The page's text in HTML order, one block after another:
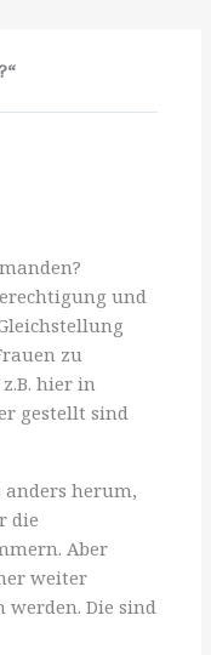
und
zu
hier in
gestellt sind
anders herum,
die
Aber
weiter
Die sind